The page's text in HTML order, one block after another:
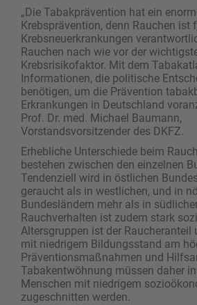
„Die Tabakprävention hat ein
Krebsprävention, denn Rauchen ist
Krebsneuerkrankungen
Rauchen nach wie vor der
Krebsrisikofaktor. Mit dem
Informationen, die politische
benötigen, um die Prävention
Erkrankungen in Deutschland
Prof. Dr. med. Michael Baumann,
Vorstandsvorsitzender des DKFZ.
Erhebliche Unterschiede beim
bestehen zwischen den einzelnen
Tendenziell wird in östlichen
geraucht als in westlichen, und in
Bundesländern mehr als in
Rauchverhalten ist zudem stark
Altersgruppen ist der Raucheranteil
mit niedrigem Bildungsstand am
Präventionsmaßnahmen und
Tabakentwöhnung müssen daher
Menschen mit niedrigem
zugeschnitten werden.